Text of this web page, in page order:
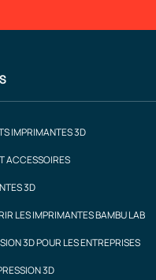
IMPRIMANTES 3D
ACCESSOIRES
3D
LES IMPRIMANTES BAMBU LAB
3D POUR LES ENTREPRISES
3D